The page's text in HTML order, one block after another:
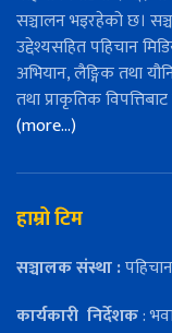
सञ्चालन भइरहेको छ।
उद्देश्यसहित पहिचान
अभियान, लैङ्गिक तथा
तथा प्राकृतिक
(more…)
हाम्रो टिम
सञ्चालक संस्था :
कार्यकारी निर्देशक: